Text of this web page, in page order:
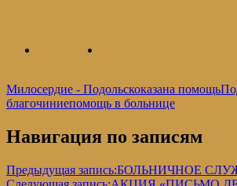
Милосердие - Подольскоказана помощь
благочиниепомощь в больнице
Навигация по записям
Предыдущая запись:БОЛЬНИЧНОЕ